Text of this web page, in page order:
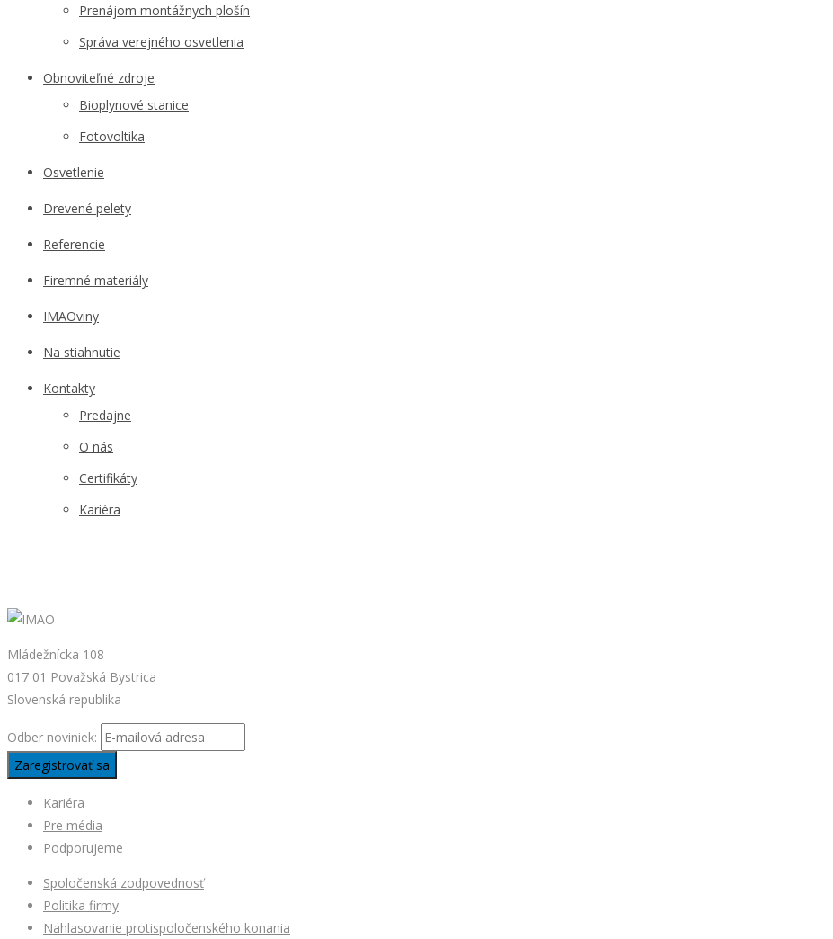
Prenájom montážnych plošín
Správa verejného osvetlenia
Obnoviteľné zdroje
Bioplynové stanice
Fotovoltika
Osvetlenie
Drevené pelety
Referencie
Firemné materiály
IMAOviny
Na stiahnutie
Kontakty
Predajne
O nás
Certifikáty
Kariéra
Mládežnícka 108
017 01 Považská Bystrica
Slovenská republika
Odber noviniek:
Kariéra
Pre média
Podporujeme
Spoločenská zodpovednosť
Politika firmy
Nahlasovanie protispoločenského konania